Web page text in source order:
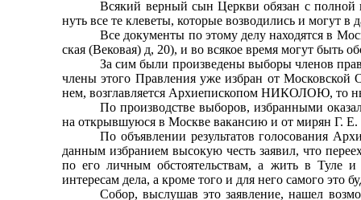
Всякий верный сын Церкви обязан с полной
нуть все те клеветы, которые возводились и могут
Все документы по этому делу находятся в
ская (Вековая) д, 20), и во всякое время могут
За сим были произведены выборы членов
члены этого Правления уже избран от
нем, возглавляется Архиепископом НИКОЛОЮ, то
По производстве выборов, избранными
на открывшуюся в Москве вакансию и от мирян
По объявлении результатов голосования
данным избранием высокую честь заявил, что
по его личным обстоятельствам, а жить в Туле и
интересам дела, а кроме того и для него самого это
Собор, выслушав это заявление, нашел